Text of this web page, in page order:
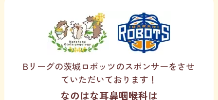
Bリーグの茨城ロボッツのスポンサーをさせ
ていただいております！
なのはな耳鼻咽喉科は